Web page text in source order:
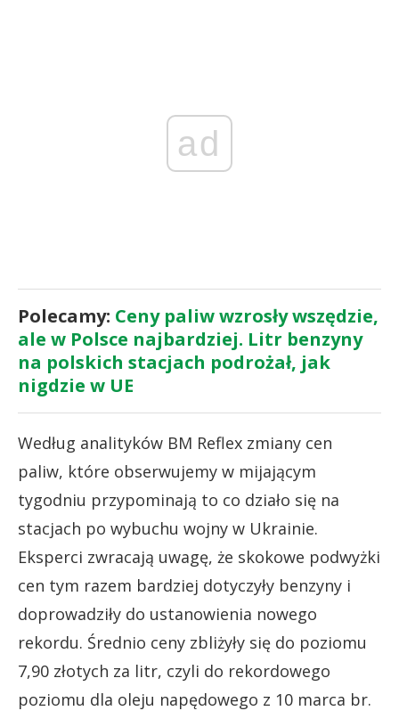
ad
Polecamy: Ceny paliw wzrosły wszędzie,
ale w Polsce najbardziej. Litr benzyny
na polskich stacjach podrożał, jak
nigdzie w UE
Według analityków BM Reflex zmiany cen
paliw, które obserwujemy w mijającym
tygodniu przypominają to co działo się na
stacjach po wybuchu wojny w Ukrainie.
Eksperci zwracają uwagę, że skokowe podwyżki
cen tym razem bardziej dotyczyły benzyny i
doprowadziły do ustanowienia nowego
rekordu. Średnio ceny zbliżyły się do poziomu
7,90 złotych za litr, czyli do rekordowego
poziomu dla oleju napędowego z 10 marca br.